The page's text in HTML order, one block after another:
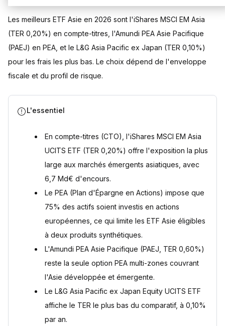
Quels sont les meilleurs ETF Asie non éligibles au PEA ?
iShares MSCI EM Asia UCITS ETF : le poids lourd des
marchés émergents
Vanguard FTSE Developed Asia Pacific ex Japan UCITS
ETF : la solution low-cost
discrète
éligibles au PEA
Les indices asiatiques suivis par les ETF : décoder la
Comparaison des performances des ETF éligibles au PEA vs
Les options d'accumulation et de distribution dans les ETF
Diversification géographique et sectorielle
Suivi des performances des ETF Asie
ETF Asie : le choix dépend de votre enveloppe et de votre
Questions fréquentes
Quel est le meilleur ETF Asie en 2026 ?
Quels ETF Asie sont éligibles au PEA ?
synthétiques ?
Quels sont les risques des ETF Asie ?
Les meilleurs ETF Asie en 2026 sont l'iShares MSCI EM Asia
(TER 0,20%) en compte-titres, l'Amundi PEA Asie Pacifique
(PAEJ) en PEA, et le L&G Asia Pacific ex Japan (TER 0,10%)
pour les frais les plus bas. Le choix dépend de l'enveloppe
fiscale et du profil de risque.
L'essentiel
En compte-titres (CTO), l'iShares MSCI EM Asia
UCITS ETF (TER 0,20%) offre l'exposition la plus
large aux marchés émergents asiatiques, avec
6,7 Md€ d'encours.
Le PEA (Plan d'Épargne en Actions) impose que
75% des actifs soient investis en actions
européennes, ce qui limite les ETF Asie éligibles
à deux produits synthétiques.
L'Amundi PEA Asie Pacifique (PAEJ, TER 0,60%)
reste la seule option PEA multi-zones couvrant
l'Asie développée et émergente.
Le L&G Asia Pacific ex Japan Equity UCITS ETF
affiche le TER le plus bas du comparatif, à 0,10%
par an.